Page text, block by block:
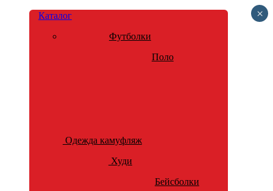
Каталог
Футболки
Поло
Одежда камуфляж
Худи
Бейсболки
×